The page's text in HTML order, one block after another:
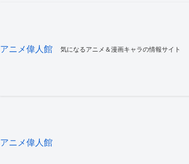
アニメ偉人館 気になるアニメ＆漫画キャラの情報サイト
アニメ偉人館